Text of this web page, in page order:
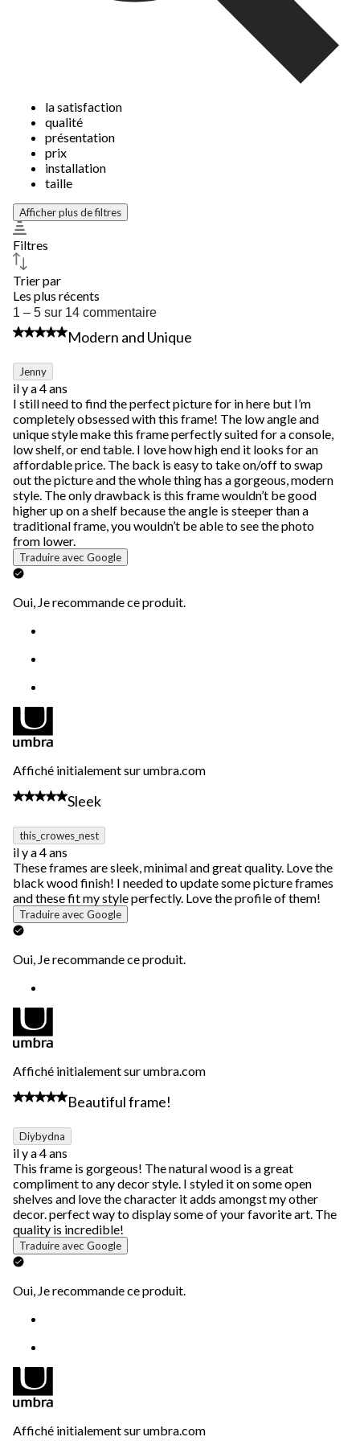
la satisfaction
qualité
présentation
prix
installation
taille
Afficher plus de filtres
Filtres
Trier par
Les plus récents
1
à
5
14
commentaire.
1 – 5 sur 14 commentaire
4 étoile(s) sur 5.
Modern and Unique
Jenny
il y a 4 ans
I still need to find the perfect picture for in here but I’m
completely obsessed with this frame! The low angle and
unique style make this frame perfectly suited for a console,
low shelf, or end table. I love how high end it looks for an
affordable price. The back is easy to take on/off to swap
out the picture and the whole thing has a gorgeous, modern
style. The only drawback is this frame wouldn’t be good
higher up on a shelf because the angle is steeper than a
traditional frame, you wouldn’t be able to see the photo
from lower.
Traduire avec Google
Oui, Je recommande ce produit.
Affiché initialement sur umbra.com
5 étoile(s) sur 5.
Sleek
this_crowes_nest
il y a 4 ans
These frames are sleek, minimal and great quality. Love the
black wood finish! I needed to update some picture frames
and these fit my style perfectly. Love the profile of them!
Traduire avec Google
Oui, Je recommande ce produit.
Affiché initialement sur umbra.com
5 étoile(s) sur 5.
Beautiful frame!
Diybydna
il y a 4 ans
This frame is gorgeous! The natural wood is a great
compliment to any decor style. I styled it on some open
shelves and love the character it adds amongst my other
decor. perfect way to display some of your favorite art. The
quality is incredible!
Traduire avec Google
Oui, Je recommande ce produit.
Affiché initialement sur umbra.com